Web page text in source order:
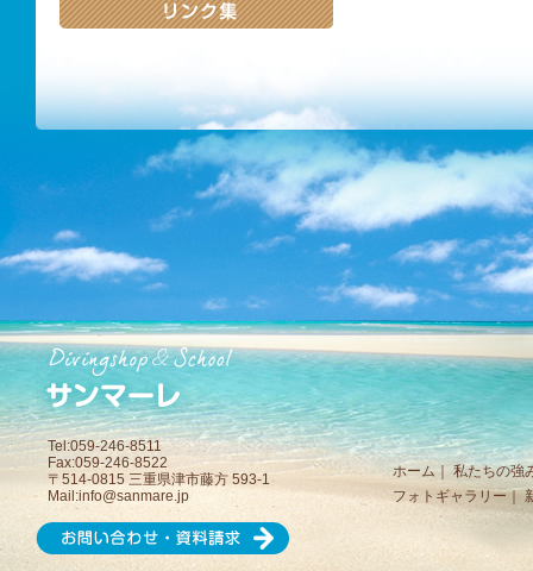
Tel:059-246-8511
Fax:059-246-8522
〒514-0815 三重県津市藤方 593-1
Mail:info@sanmare.jp
ホーム
私たちの強
フォトギャラリー｜